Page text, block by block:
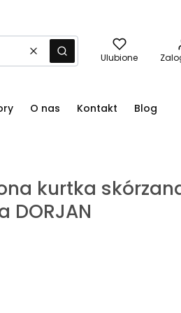
WyczyśćSzukaj Ulubione
O nas Kontakt Blog
kurtka
DORJAN